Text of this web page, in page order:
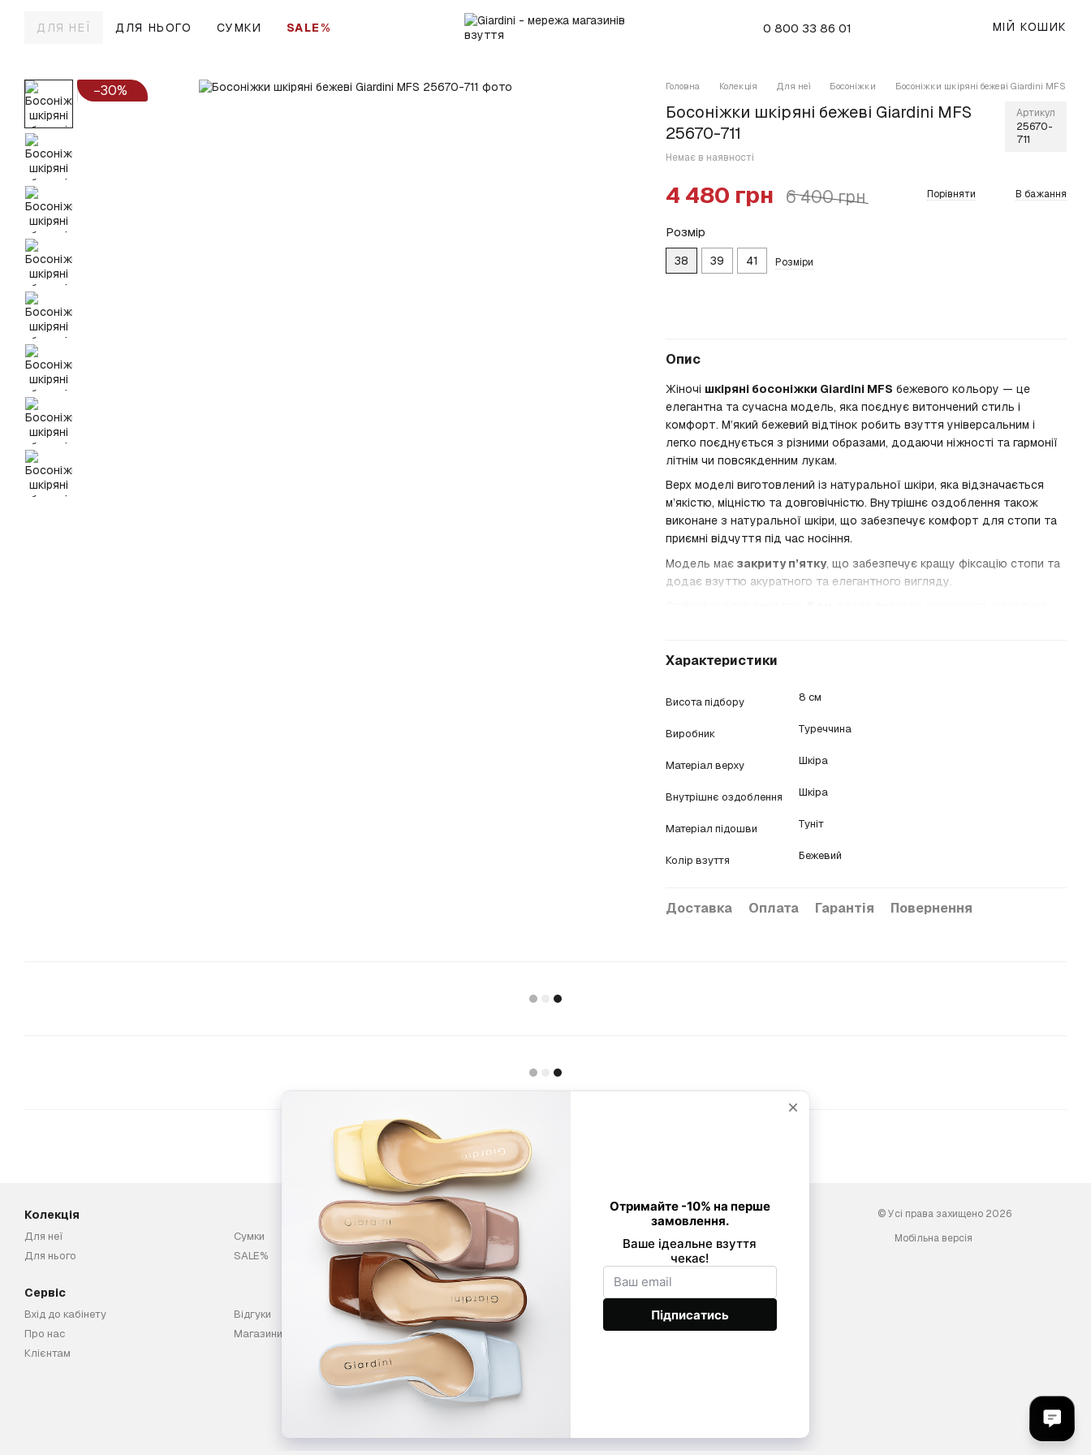
ДЛЯ НЕЇ
ДЛЯ НЬОГО СУМКИ SALE% 0 800 33 86 01 МІЙ КОШИК
−30% Головна Колекція Для неї Босоніжки Босоніжки шкіряні бежеві Giardini MFS
Босоніжки шкіряні бежеві Giardini MFS
25670-711
Артикул
25670-
711
Немає в наявності
4 480 грн 6 400 грн Порівняти В бажання
Розмір
38 39 41 Розміри
Опис
Жіночі шкіряні босоніжки Giardini MFS бежевого кольору — це
елегантна та сучасна модель, яка поєднує витончений стиль і
комфорт. М’який бежевий відтінок робить взуття універсальним і
легко поєднується з різними образами, додаючи ніжності та гармонії
літнім чи повсякденним лукам.
Верх моделі виготовлений із натуральної шкіри, яка відзначається
м’якістю, міцністю та довговічністю. Внутрішнє оздоблення також
виконане з натуральної шкіри, що забезпечує комфорт для стопи та
приємні відчуття під час носіння.
Модель маєзакриту п’ятку, що забезпечує кращу фіксацію стопи та
додає взуттю акуратного та елегантного вигляду.
матеріалів та зручності у кожному кроці.
Характеристики
Висота підбору 8 см
Виробник Туреччина
Матеріал верху Шкіра
Внутрішнє оздоблення Шкіра
Матеріал підошви Туніт
Колір взуття Бежевий
Доставка Оплата Гарантія Повернення
Колекція
Для неї
Для нього
Сумки
SALE%
Сервіс
Вхід до кабінету
Про нас
Клієнтам
Відгуки
Магазини
Контактна інформація
0 800 33 86 01
089 520-24-16
068 877-03-53
Передзвонити вам?
Viber
Telegram
office@giardini-shoes.com
Ми в соцмережах
© Усі права захищено 2026
Мобільна версія